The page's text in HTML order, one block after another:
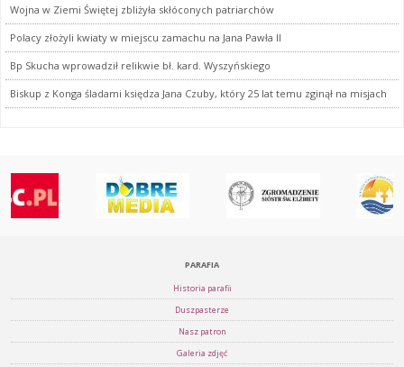
Wojna w Ziemi Świętej zbliżyła skłóconych patriarchów
Polacy złożyli kwiaty w miejscu zamachu na Jana Pawła II
Bp Skucha wprowadził relikwie bł. kard. Wyszyńskiego
Biskup z Konga śladami księdza Jana Czuby, który 25 lat temu zginął na misjach
PARAFIA
Historia parafii
Duszpasterze
Nasz patron
Galeria zdjęć